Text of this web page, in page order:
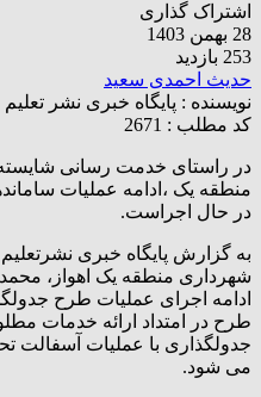
اشتراک گذاری
28 بهمن 1403
253 بازدید
حدیث احمدی سعید
نویسنده : پایگاه خبری نشر تعلیم
کد مطلب : 2671
در راستای خدمت رسانی
منطقه یک ،ادامه عملیات
در حال اجراست.
به گزارش پایگاه خبری نشرتعلیم
شهرداری منطقه یک اهواز،
ادامه اجرای عملیات طرح
طرح در امتداد ارائه خدمات
جدولگذاری با عملیات آسفالت
می شود.